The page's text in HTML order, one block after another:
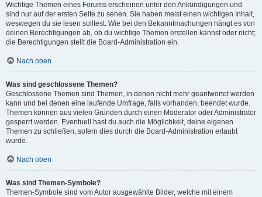
Wichtige Themen eines Forums erscheinen unter den Ankündigungen und
sind nur auf der ersten Seite zu sehen. Sie haben meist einen wichtigen Inhalt,
weswegen du sie lesen solltest. Wie bei den Bekanntmachungen hängt es von
deinen Berechtigungen ab, ob du wichtige Themen erstellen kannst oder nicht;
die Berechtigungen stellt die Board-Administration ein.
Nach oben
Was sind geschlossene Themen?
Geschlossene Themen sind Themen, in denen nicht mehr geantwortet werden
kann und bei denen eine laufende Umfrage, falls vorhanden, beendet wurde.
Themen können aus vielen Gründen durch einen Moderator oder Administrator
gesperrt werden. Eventuell hast du auch die Möglichkeit, deine eigenen
Themen zu schließen, sofern dies durch die Board-Administration erlaubt
wurde.
Nach oben
Was sind Themen-Symbole?
Themen-Symbole sind vom Autor ausgewählte Bilder, welche mit einem